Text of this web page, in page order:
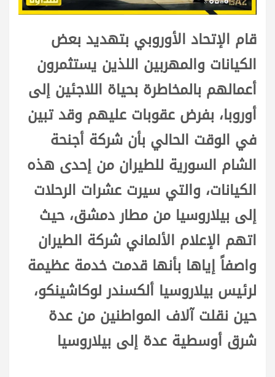
قام الإتحاد الأوروبي بتهديد بعض
الكيانات والمهربين اللذين يستثمرون
أعمالهم بالمخاطرة بحياة اللاجئين إلى
أوروبا، بفرض عقوبات عليهم وقد تبين
في الوقت الحالي بأن شركة أجنحة
الشام السورية للطيران من إحدى هذه
الكيانات، والتي سيرت عشرات الرحلات
إلى بيلاروسيا من مطار دمشق، حيث
اتهم الإعلام الألماني شركة الطيران
واصفاً إياها بأنها قدمت خدمة عظيمة
لرئيس بيلاروسيا ألكسندر لوكاشينكو،
حين نقلت آلاف المواطنين من عدة
شرق أوسطية عدة إلى بيلاروسيا